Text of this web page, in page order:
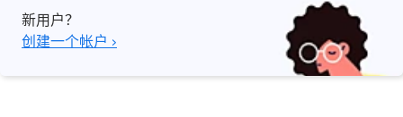
新用户？
创建一个帐户 ›